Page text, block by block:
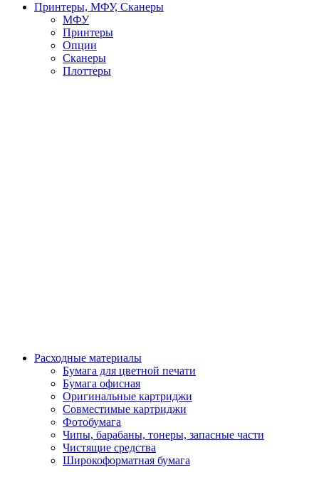
Принтеры, МФУ, Сканеры
МФУ
Принтеры
Опции
Сканеры
Плоттеры
Расходные материалы
Бумага для цветной печати
Бумага офисная
Оригинальные картриджи
Совместимые картриджи
Фотобумага
Чипы, барабаны, тонеры, запасные части
Чистящие средства
Широкоформатная бумага